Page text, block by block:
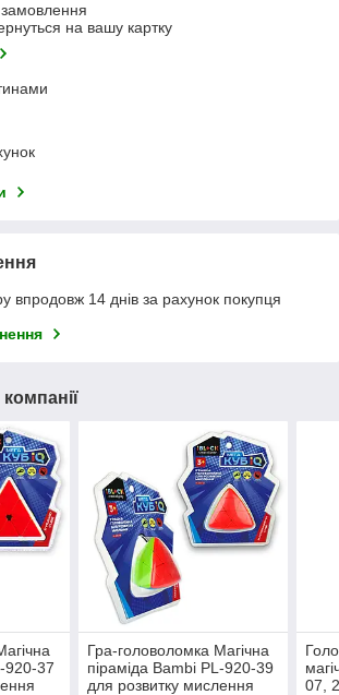
на вашу картку
впродовж 14 днів за рахунок покупця
920-37
Гра-головоломка Магічна
піраміда Bambi PL-920-39
для розвитку мислення
07,